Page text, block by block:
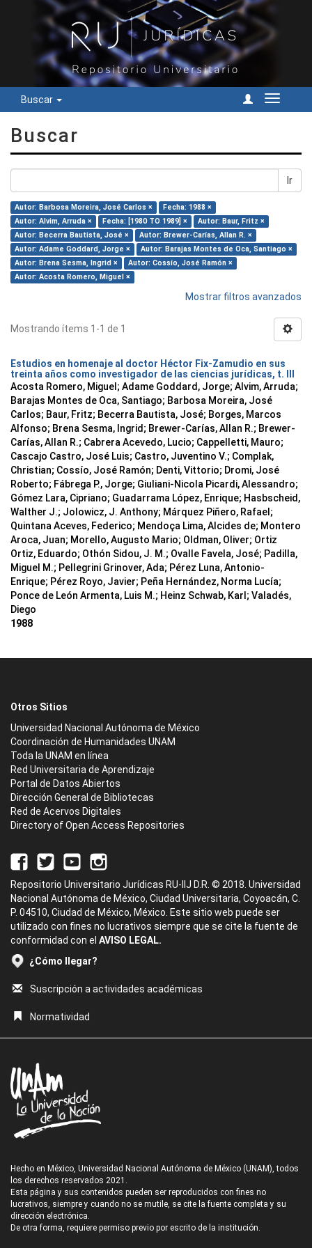
Buscar
Cambiar
Buscar
Ir
Autor: Barbosa Moreira, José Carlos ×
Fecha: 1988 ×
Autor: Alvim, Arruda ×
Fecha: [1980 TO 1989] ×
Autor: Baur, Fritz ×
Autor: Becerra Bautista, José ×
Autor: Brewer-Carías, Allan R. ×
Autor: Adame Goddard, Jorge ×
Autor: Barajas Montes de Oca, Santiago ×
Autor: Brena Sesma, Ingrid ×
Autor: Cossío, José Ramón ×
Autor: Acosta Romero, Miguel ×
Mostrar filtros avanzados
Mostrando ítems 1-1 de 1
Estudios en homenaje al doctor Héctor Fix-Zamudio en sus
treinta años como investigador de las ciencias jurídicas, t. III
Acosta Romero, Miguel; Adame Goddard, Jorge; Alvim, Arruda;
Barajas Montes de Oca, Santiago; Barbosa Moreira, José
Carlos; Baur, Fritz; Becerra Bautista, José; Borges, Marcos
Alfonso; Brena Sesma, Ingrid; Brewer-Carías, Allan R.; Brewer-
Carías, Allan R.; Cabrera Acevedo, Lucio; Cappelletti, Mauro;
Cascajo Castro, José Luis; Castro, Juventino V.; Complak,
Christian; Cossío, José Ramón; Denti, Vittorio; Dromi, José
Roberto; Fábrega P., Jorge; Giuliani-Nicola Picardi, Alessandro;
Gómez Lara, Cipriano; Guadarrama López, Enrique; Hasbscheid,
Walther J.; Jolowicz, J. Anthony; Márquez Piñero, Rafael;
Quintana Aceves, Federico; Mendoça Lima, Alcides de; Montero
Aroca, Juan; Morello, Augusto Mario; Oldman, Oliver; Ortiz
Ortiz, Eduardo; Othón Sidou, J. M.; Ovalle Favela, José; Padilla,
Miguel M.; Pellegrini Grinover, Ada; Pérez Luna, Antonio-
Enrique; Pérez Royo, Javier; Peña Hernández, Norma Lucía;
Ponce de León Armenta, Luis M.; Heinz Schwab, Karl; Valadés,
Diego
1988
Otros Sitios
Universidad Nacional Autónoma de México
Coordinación de Humanidades UNAM
Toda la UNAM en línea
Red Universitaria de Aprendizaje
Portal de Datos Abiertos
Dirección General de Bibliotecas
Red de Acervos Digitales
Directory of Open Access Repositories
Repositorio Universitario Jurídicas RU-IIJ D.R. © 2018. Universidad
Nacional Autónoma de México, Ciudad Universitaria, Coyoacán, C.
P. 04510, Ciudad de México, México. Este sitio web puede ser
utilizado con fines no lucrativos siempre que se cite la fuente de
conformidad con el AVISO LEGAL.
¿Cómo llegar?
Suscripción a actividades académicas
Normatividad
Hecho en México, Universidad Nacional Autónoma de México (UNAM), todos
los derechos reservados 2021.
Esta página y sus contenidos pueden ser reproducidos con fines no
lucrativos, siempre y cuando no se mutile, se cite la fuente completa y su
dirección electrónica.
De otra forma, requiere permiso previo por escrito de la institución.